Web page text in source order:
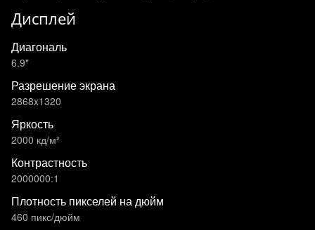
Дисплей
Диагональ
6.9"
Разрешение экрана
2868x1320
Яркость
2000 кд/м²
Контрастность
2000000:1
Плотность пикселей на дюйм
460 пикс/дюйм